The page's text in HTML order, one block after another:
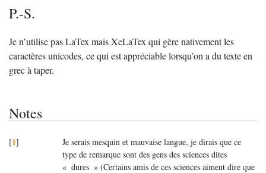
P.-S.
Je n’utilise pas LaTex mais XeLaTex qui gère nativement les
caractères unicodes, ce qui est appréciable lorsqu’on a du texte en
grec à taper.
Notes
[1]
Je serais mesquin et mauvaise langue, je dirais que ce
type de remarque sont des gens des sciences dites
« dures » (Certains amis de ces sciences aiment dire que